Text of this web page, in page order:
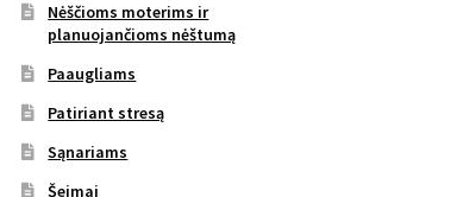
Nėščioms moterims ir
planuojančioms nėštumą
Paaugliams
Patiriant stresą
Sąnariams
Šeimai